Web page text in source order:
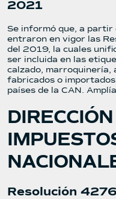
2021
Se informó que, a
entraron en vigor las
del 2019, la cuales
ser incluida en las
calzado, marroquinería,
fabricados o
países de la CAN.
Resolución